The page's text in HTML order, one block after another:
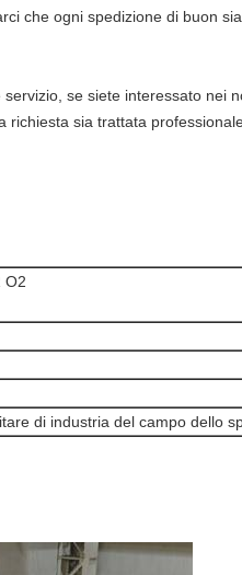
che ogni spedizione di buon
se siete interessato
sia trattata
O2
di industria del campo dello